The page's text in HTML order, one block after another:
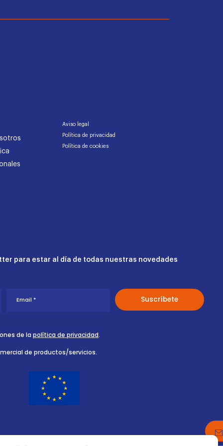
Aviso legal
Política de privacidad
Política de cookies
para estar al día de todas nuestras novedades
de la política de privacidad.
de productos/servicios.